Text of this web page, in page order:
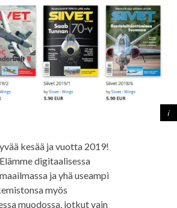
yvää kesää ja vuotta 2019!
Elämme digitaalisessa
maailmassa ja yhä useampi
myös
muodossa, jotkut vain